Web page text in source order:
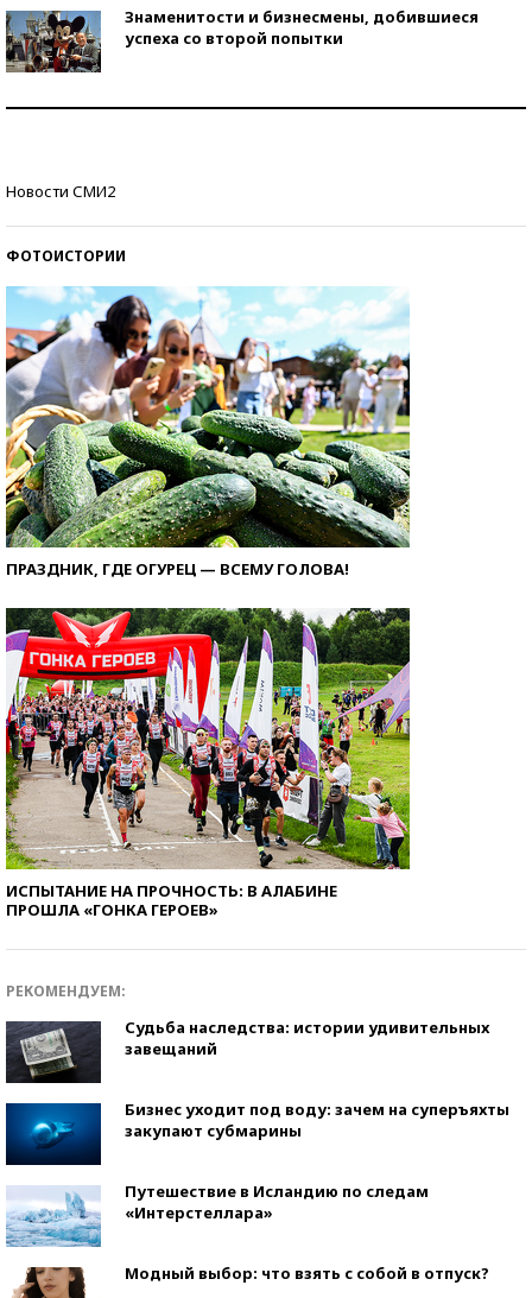
Знаменитости и бизнесмены, добившиеся
успеха со второй попытки
Новости СМИ2
ФОТОИСТОРИИ
ПРАЗДНИК, ГДЕ ОГУРЕЦ — ВСЕМУ ГОЛОВА!
ИСПЫТАНИЕ НА ПРОЧНОСТЬ: В АЛАБИНЕ
ПРОШЛА «ГОНКА ГЕРОЕВ»
РЕКОМЕНДУЕМ:
Судьба наследства: истории удивительных
завещаний
Бизнес уходит под воду: зачем на суперъяхты
закупают субмарины
Путешествие в Исландию по следам
«Интерстеллара»
Модный выбор: что взять с собой в отпуск?